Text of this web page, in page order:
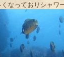
なっておりシャワ